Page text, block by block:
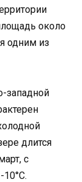
около
одним из
западной
длится
с